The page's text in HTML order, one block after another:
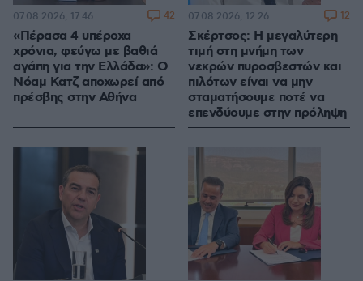
«Πέρασα 4 υπέροχα
χρόνια, φεύγω με βαθιά
αγάπη για την Ελλάδα»: Ο
Νόαμ Κατζ αποχωρεί από
πρέσβης στην Αθήνα
07.08.2026, 17:46 42
Σκέρτσος: Η μεγαλύτερη
τιμή στη μνήμη των
νεκρών πυροσβεστών και
πιλότων είναι να μην
σταματήσουμε ποτέ να
επενδύουμε στην πρόληψη
07.08.2026, 12:26 12